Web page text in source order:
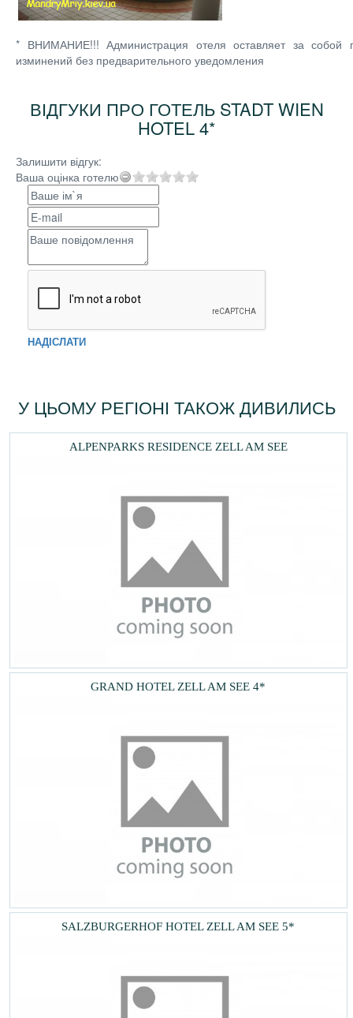
* ВНИМАНИЕ!!! Администрация отеля оставляет за собой
изминений без предварительного уведомления
ВІДГУКИ ПРО ГОТЕЛЬ STADT WIEN
HOTEL 4*
Залишити відгук:
Ваша оцінка готелю
НАДІСЛАТИ
У ЦЬОМУ РЕГІОНІ ТАКОЖ ДИВИЛИСЬ
ALPENPARKS RESIDENCE ZELL AM SEE
GRAND HOTEL ZELL AM SEE 4*
SALZBURGERHOF HOTEL ZELL AM SEE 5*